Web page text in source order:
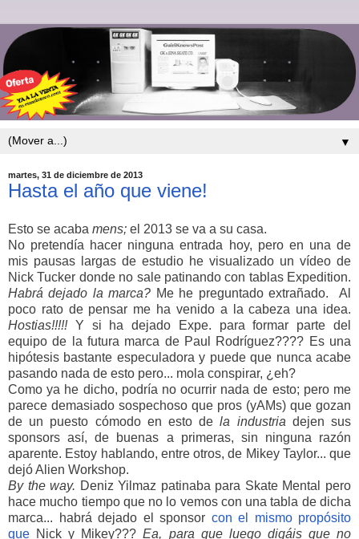
▼
martes, 31 de diciembre de 2013
Hasta el año que viene!
Esto se acaba mens; el 2013 se va a su casa.
No pretendía hacer ninguna entrada hoy, pero en una de
mis pausas largas de estudio he visualizado un vídeo de
Nick Tucker donde no sale patinando con tablas Expedition.
Habrá dejado la marca? Me he preguntado extrañado. Al
poco rato de pensar me ha venido a la cabeza una idea.
Hostias!!!!!Y si ha dejado Expe. para formar parte del
equipo de la futura marca de Paul Rodríguez???? Es una
hipótesis bastante especuladora y puede que nunca acabe
pasando nada de esto pero... mola conspirar, ¿eh?
Como ya he dicho, podría no ocurrir nada de esto; pero me
parece demasiado sospechoso que pros (yAMs) que gozan
de un puesto cómodo en esto dela industria dejen sus
sponsors así, de buenas a primeras, sin ninguna razón
aparente. Estoy hablando, entre otros, de Mikey Taylor... que
dejó Alien Workshop.
By the way. Deniz Yilmaz patinaba para Skate Mental pero
hace mucho tiempo que no lo vemos con una tabla de dicha
marca... habrá dejado el sponsor con el mismo propósito
que Nick y Mikey???Ea, para que luego digáis que no